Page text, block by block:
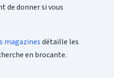
de donner si vous
magazinesdétaille les
en brocante.